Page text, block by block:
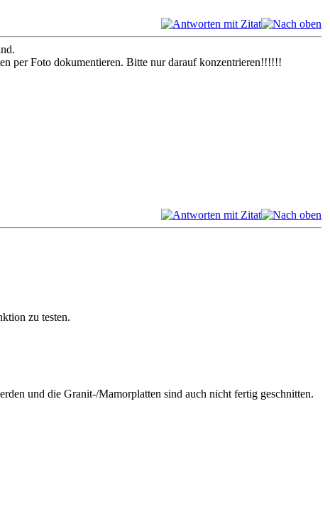
per Foto dokumentieren. Bitte nur darauf konzentrieren!!!!!!
zu testen.
und die Granit-/Mamorplatten sind auch nicht fertig geschnitten.